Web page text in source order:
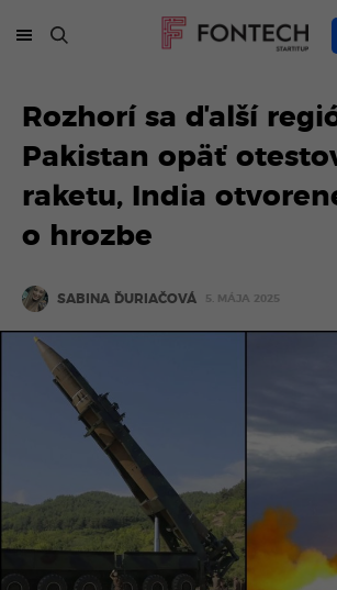
Rozhorí sa ďalší
Pakistan opäť
raketu, India
o hrozbe
SABINA ĎURIAČOVÁ 5. MÁJA 2025